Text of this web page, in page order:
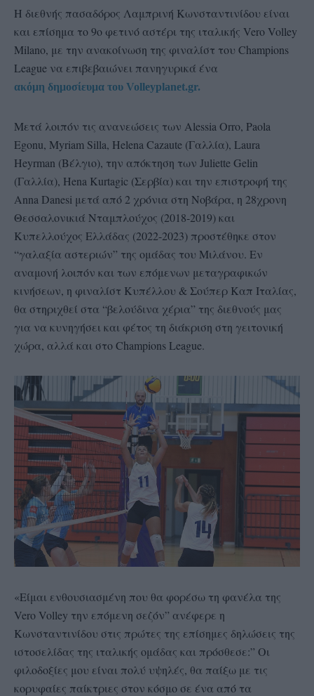
H διεθνής πασαδόρος Λαμπρινή Κωνσταντινίδου είναι
και επίσημα το 9ο φετινό αστέρι της ιταλικής Vero Volley
Milano, με την ανακοίνωση της φιναλίστ του Champions
League να επιβεβαιώνει πανηγυρικά ένα
ακόμη δημοσίευμα του Volleyplanet.gr.
Μετά λοιπόν τις ανανεώσεις των Alessia Orro, Paola
Egonu, Myriam Silla, Helena Cazaute (Γαλλία), Laura
Heyrman (Βέλγιο), την απόκτηση των Juliette Gelin
(Γαλλία), Hena Kurtagic (Σερβία) και την επιστροφή της
Anna Danesi μετά από 2 χρόνια στη Νοβάρα, η 28χρονη
Θεσσαλονικιά Νταμπλούχος (2018-2019) και
Κυπελλούχος Ελλάδας (2022-2023) προστέθηκε στον
“γαλαξία αστεριών” της ομάδας του Μιλάνου. Εν
αναμονή λοιπόν και των επόμενων μεταγραφικών
κινήσεων, η φιναλίστ Κυπέλλου & Σούπερ Καπ Ιταλίας,
θα στηριχθεί στα “βελούδινα χέρια” της διεθνούς μας
για να κυνηγήσει και φέτος τη διάκριση στη γειτονική
χώρα, αλλά και στο Champions League.
«Είμαι ενθουσιασμένη που θα φορέσω τη φανέλα της
Vero Volley την επόμενη σεζόν” ανέφερε η
Κωνσταντινίδου στις πρώτες της επίσημες δηλώσεις της
ιστοσελίδας της ιταλικής ομάδας και πρόσθεσε:” Οι
φιλοδοξίες μου είναι πολύ υψηλές, θα παίξω με τις
κορυφαίες παίκτριες στον κόσμο σε ένα από τα